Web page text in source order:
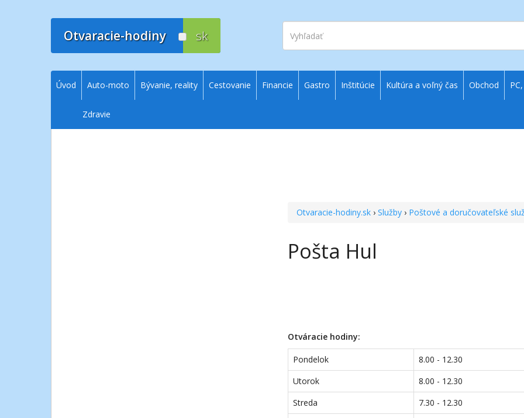
Otvaracie-hodiny sk
Vyhľadať
Otvaracie-hodiny.sk ›Služby › Poštové a doručovateľské
Pošta Hul
Otváracie hodiny:
Pondelok 8.00 - 12.30
Utorok
8.00 - 12.30
Streda
7.30 - 12.30
Úvod Auto-moto Bývanie, reality Cestovanie Financie Gastro Inštitúcie Kultúra a voľný čas Obchod
Zdravie